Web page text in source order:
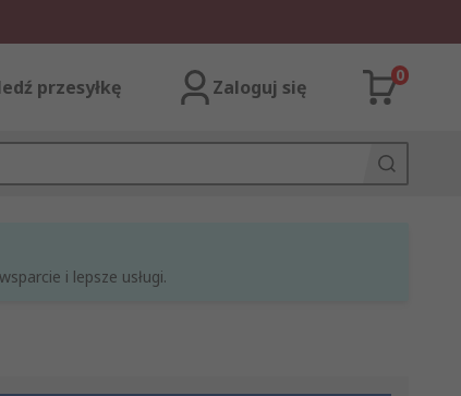
przesyłkę Zaloguj się
0
i lepsze usługi.